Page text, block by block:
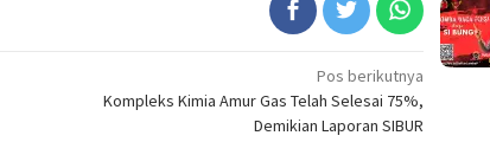
Pos berikutnya
Kompleks Kimia Amur Gas Telah Selesai 75%,
Demikian Laporan SIBUR